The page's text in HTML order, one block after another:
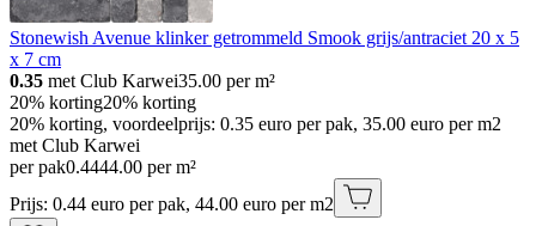
Stonewish Avenue klinker getrommeld Smook grijs/antraciet 20 x 5
x 7 cm
0.35 met Club Karwei35.00 per m²
20% korting20% korting
20% korting, voordeelprijs: 0.35 euro per pak, 35.00 euro per m2
met Club Karwei
per pak0.4444.00 per m²
Prijs: 0.44 euro per pak, 44.00 euro per m2